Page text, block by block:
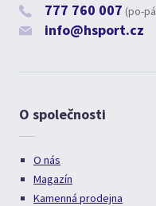
777 760 007 (po-
info@hsport.cz
O společnosti
O nás
Magazín
Kamenná prodejna